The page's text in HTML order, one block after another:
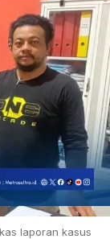
laporan kasus